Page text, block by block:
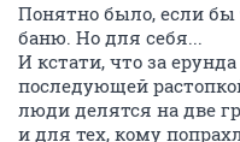
Понятно было, если
баню. Но для себя...
И кстати, что за
последующей
люди делятся на две
и для тех, кому